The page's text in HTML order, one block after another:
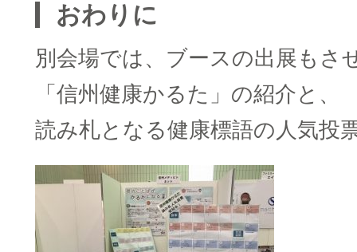
おわりに
別会場では、ブースの出展もさ
「信州健康かるた」の紹介と、
読み札となる健康標語の人気投